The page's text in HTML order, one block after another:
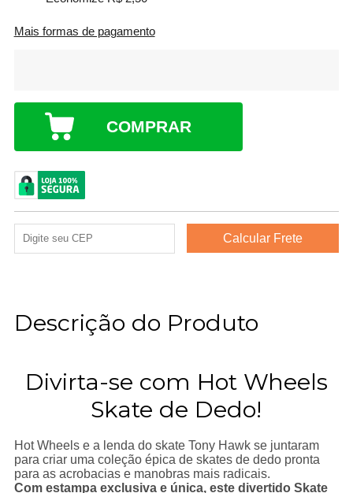
Mais formas de pagamento
COMPRAR
Descrição do Produto
Divirta-se com Hot Wheels
Skate de Dedo!
Hot Wheels e a lenda do skate Tony Hawk se juntaram
para criar uma coleção épica de skates de dedo pronta
para as acrobacias e manobras mais radicais.
Com estampa exclusiva e única, este divertido Skate